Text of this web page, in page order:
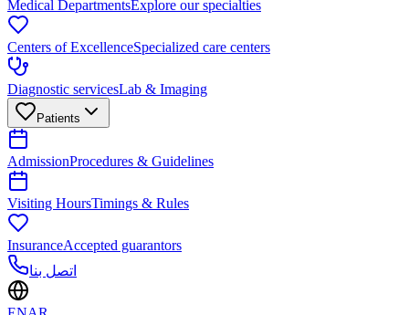
Medical DepartmentsExplore our specialties
Centers of ExcellenceSpecialized care centers
Diagnostic servicesLab & Imaging
Patients
AdmissionProcedures & Guidelines
Visiting HoursTimings & Rules
InsuranceAccepted guarantors
اتصل بنا